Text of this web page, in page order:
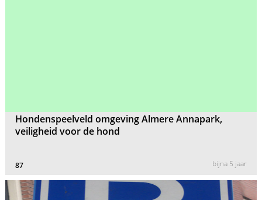
Hondenspeelveld omgeving Almere Annapark,
veiligheid voor de hond
87 bijna 5 jaar